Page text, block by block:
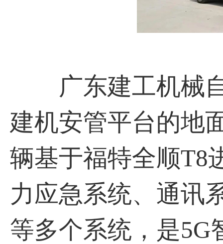
⼴东建⼯机械自
建机安管平台的地
辆基于福特全顺T8
力应急系统、通讯
等多个系统，是5G